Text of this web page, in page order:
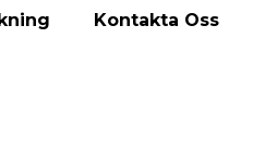
Kontakta Oss